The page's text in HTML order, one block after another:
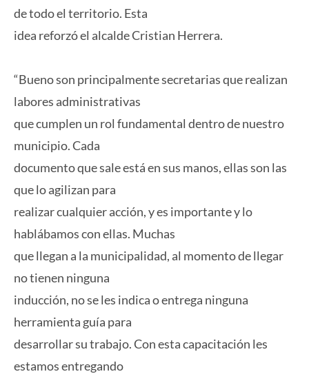
de todo el territorio. Esta
idea reforzó el alcalde Cristian Herrera.
“Bueno son principalmente secretarias que realizan
labores administrativas
que cumplen un rol fundamental dentro de nuestro
municipio. Cada
documento que sale está en sus manos, ellas son las
que lo agilizan para
realizar cualquier acción, y es importante y lo
hablábamos con ellas. Muchas
que llegan a la municipalidad, al momento de llegar
no tienen ninguna
inducción, no se les indica o entrega ninguna
herramienta guía para
desarrollar su trabajo. Con esta capacitación les
estamos entregando